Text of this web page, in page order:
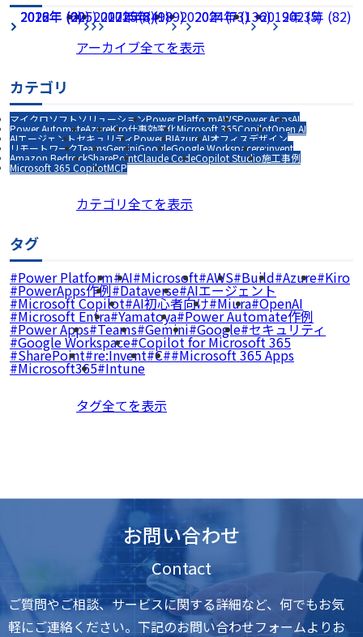
2026年 (225) 2025年 (189) 2024年 (136) 2023年 (82)
2022年 (60) 2021年 (49) 2020年 (73) 2019年 (5)
2018年 (2) 2017年 (8)
アーカイブ全てを表示
カテゴリ
マイクロソフトソリューションPower PlatformAWSPower AppsAI
Power AutomateAzureKiro仕事効率化Microsoft 365CopilotOpen AI
AIエージェントセキュリティPower BIAzure AIオフィスデザイン
リモートワークTeamsGeminiGoogleGoogle Workspacere:invent
Amazon BedrockSharePointClaude CodeCopilot Studio施工事例
Microsoft 365 CopilotMCP
カテゴリ全てを表示
タグ
Power Platform AI Microsoft AWS Build Azure Kiro
PowerApps作例 Dataverse AIエージェント
Microsoft Copilot AI初心者向け Miura OpenAI
Microsoft Entra Yamatoya Power Automate作例
Power Apps Teams Gemini Google セキュリティ
Google Workspace Copilot for Microsoft 365
SharePoint re:Invent C# Microsoft 365 Apps
Microsoft365 Intune
タグ全てを表示
お問い合わせ
Contact
ご質問やご相談、サービスに関する詳細など、何でもお気
軽にご連絡ください。下記のお問い合わせフォームよりお